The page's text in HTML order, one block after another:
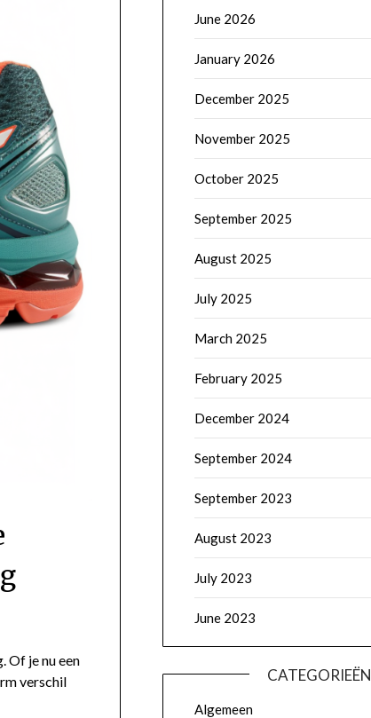
Of je nu een
verschil
June 2026
January 2026
December 2025
November 2025
October 2025
September 2025
August 2025
July 2025
March 2025
February 2025
December 2024
September 2024
September 2023
August 2023
July 2023
June 2023
CATEGORIEËN
Algemeen